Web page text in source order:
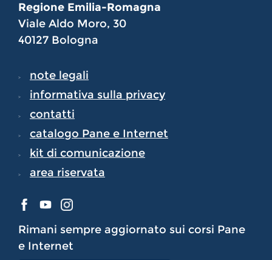
Regione Emilia-Romagna
Viale Aldo Moro, 30
40127 Bologna
note legali
informativa sulla privacy
contatti
catalogo Pane e Internet
kit di comunicazione
area riservata
Rimani sempre aggiornato sui corsi Pane
e Internet